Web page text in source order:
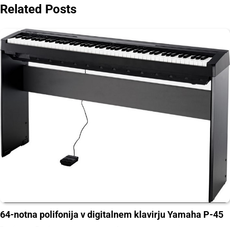
Related Posts
64-notna polifonija v digitalnem klavirju Yamaha P-45